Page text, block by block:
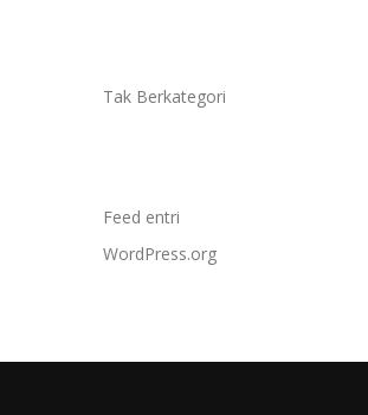
Tak Berkategori
Feed entri
WordPress.org